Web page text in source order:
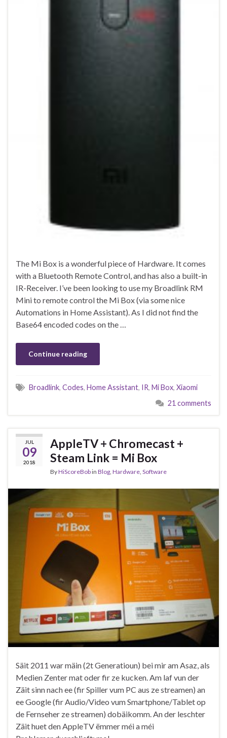
The Mi Box is a wonderful piece of Hardware. It comes
with a Bluetooth Remote Control, and has also a built-in
IR-Receiver. I’ve been looking to use my Broadlink RM
Mini to remote control the Mi Box (via some nice
Automations in Home Assistant). As I did not find the
Base64 encoded codes on the …
Continue reading
Broadlink, Codes, Home Assistant, IR, Mi Box, Xiaomi
21 comments
JUL
09
2018
AppleTV + Chromecast +
Steam Link = Mi Box
ByHiScoreBobin Blog, Hardware, Software
Säit 2011 war mäin (2t Generatioun) bei mir am Asaz, als
Medien Zenter mat oder fir ze kucken. Am laf vun der
Zäit sinn nach ee (fir Spiller vum PC aus ze streamen) an
ee Google (fir Audio/Video vum Smartphone/Tablet op
de Fernseher ze streamen) dobäikomm. An der leschter
Zäit huet den AppleTV ëmmer méi a méi